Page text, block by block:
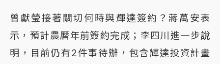
曾獻瑩接著關切何時與輝達簽約？蔣萬安表
示，預計農曆年前簽約完成；李四川進一步說
明，目前仍有2件事待辦，包含輝達投資計畫